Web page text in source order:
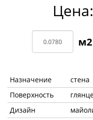
Назначение
стена
Поверхность
Дизайн